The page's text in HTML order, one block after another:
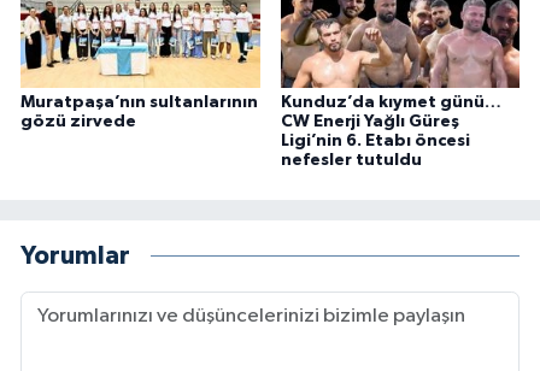
Muratpaşa’nın sultanlarının
gözü zirvede
Kunduz’da kıymet günü…
CW Enerji Yağlı Güreş
Ligi’nin 6. Etabı öncesi
nefesler tutuldu
Yorumlar